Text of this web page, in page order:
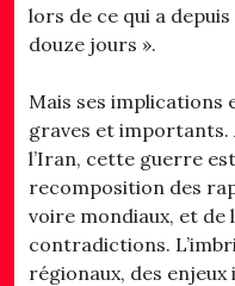
lors de ce qui a
douze jours ».
Mais ses implications
graves et importants.
l’Iran, cette guerre
recomposition des
voire mondiaux, et de
contradictions.
régionaux, des